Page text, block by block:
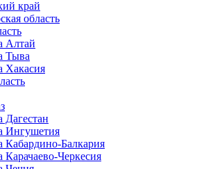
край
область
Алтай
Тыва
Хакасия
Дагестан
Ингушетия
Кабардино-Балкария
Карачаево-Черкесия